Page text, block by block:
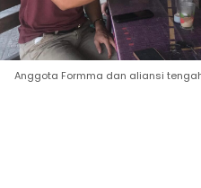
Anggota Formma dan aliansi